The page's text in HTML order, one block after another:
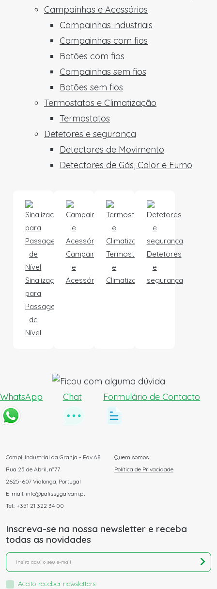
Campainhas e Acessórios
Campainhas industriais
Campainhas com fios
Botões com fios
Campainhas sem fios
Botões sem fios
Termostatos e Climatização
Termostatos
Detetores e segurança
Detectores de Movimento
Detectores de Gás, Calor e Fumo
Sinalização
para
Passagens
de
Nível
Campainhas
e
Acessórios
Termostatos
e
Climatização
Detetores
e
segurança
WhatsApp Chat Formulário de Contacto
Compl. Industrial da Granja - Pav.A8
Rua 25 de Abril, nº77
2625-607 Vialonga, Portugal
E-mail: info@palissygalvani.pt
Tel.: +351 21 322 34 00
Quem somos
Política de Privacidade
Inscreva-se na nossa newsletter e receba
todas as novidades
Aceito receber newsletters